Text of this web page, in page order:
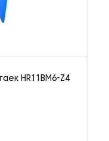
HR11BM6-Z4